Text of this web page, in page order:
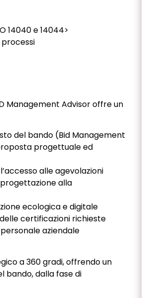
14040 e 14044>
Management Advisor offre un
del bando (Bid Management
progettuale ed
alle agevolazioni
alla
ecologica e digitale
certificazioni richieste
aziendale
a 360 gradi, offrendo un
bando, dalla fase di